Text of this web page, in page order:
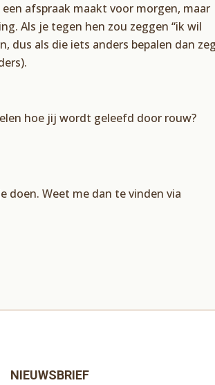
afspraak maakt voor morgen, maar
Als je tegen hen zou zeggen “ik wil
dus als die iets anders bepalen dan zeg
hoe jij wordt geleefd door rouw?
doen. Weet me dan te vinden via
NIEUWSBRIEF